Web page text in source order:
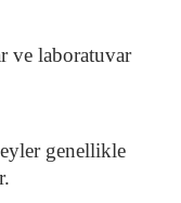
ve laboratuvar
genellikle